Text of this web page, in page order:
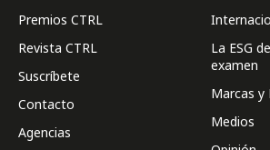
Premios CTRL
Revista CTRL
Suscríbete
Contacto
Agencias
La ESG
examen
Marcas y
Medios